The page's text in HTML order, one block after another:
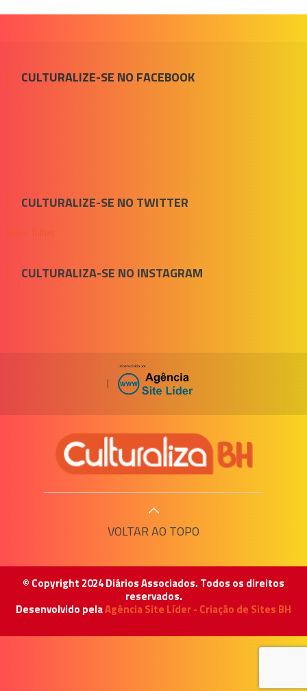
CULTURALIZE-SE NO FACEBOOK
CULTURALIZE-SE NO TWITTER
Meus Tuítes
CULTURALIZA-SE NO INSTAGRAM
|
VOLTAR AO TOPO
© Copyright 2024 Diários Associados. Todos os direitos
reservados.
Desenvolvido pelaAgência Site Líder - Criação de Sites BH